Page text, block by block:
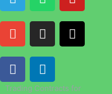
Trading Contracts for